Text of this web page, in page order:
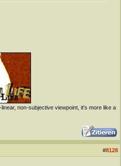
non-subjective viewpoint, it's more like a
#8128